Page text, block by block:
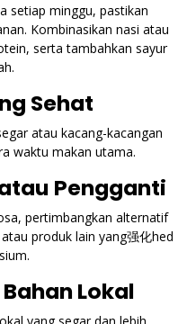
setiap minggu, pastikan
Kombinasikan nasi atau
serta tambahkan sayur
Sehat
atau kacang-kacangan
waktu makan utama.
Pengganti
pertimbangkan alternatif
produk lain yang强化hed
Lokal